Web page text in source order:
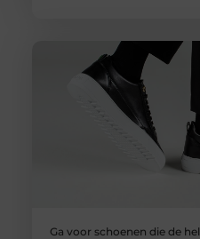
Ga voor schoenen die de